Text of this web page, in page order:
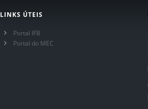
LINKS ÚTEIS
Portal IFB
Portal do MEC